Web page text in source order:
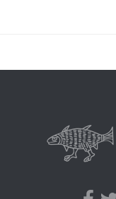
Позиція